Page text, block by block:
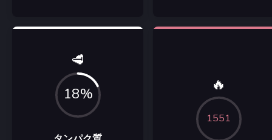
🥩
18% 🔥
1551